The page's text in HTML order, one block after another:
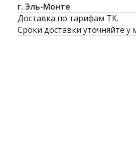
г. Эль-Монте
Доставка по тарифам ТК.
Сроки доставки уточняйте у